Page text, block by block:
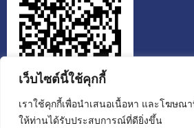
เว็บไซต์นี้ใช้คุกกี้
เราใช้คุกกี้เพื่อนำเสนอเนื้อหา และโฆษณ
ให้ท่านได้รับประสบการณ์ที่ดียิ่งขึ้น